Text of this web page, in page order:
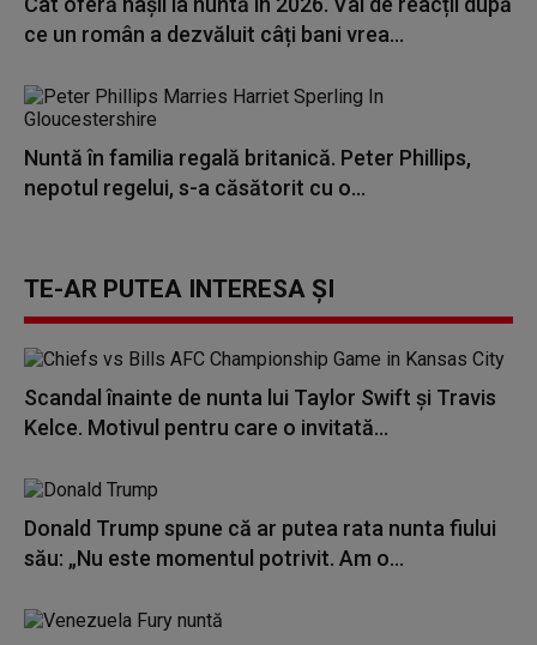
ce un român a dezvăluit câți bani vrea...
Nuntă în familia regală britanică. Peter Phillips,
nepotul regelui, s-a căsătorit cu o...
TE-AR PUTEA INTERESA ȘI
Scandal înainte de nunta lui Taylor Swift și Travis
Kelce. Motivul pentru care o invitată...
Donald Trump spune că ar putea rata nunta fiului
său: „Nu este momentul potrivit. Am o...